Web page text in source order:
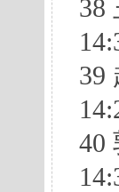
38
39
40